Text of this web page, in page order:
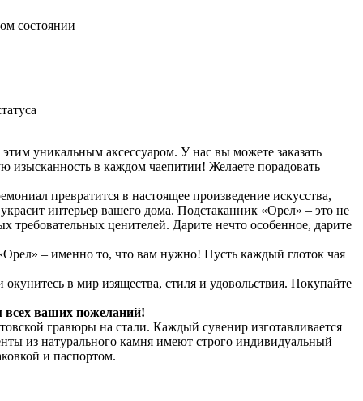
состоянии
уникальным аксессуаром. У нас вы можете заказать
изысканность в каждом чаепитии! Желаете порадовать
превратится в настоящее произведение искусства,
интерьер вашего дома. Подстаканник «Орел» – это не
требовательных ценителей. Дарите нечто особенное, дарите
– именно то, что вам нужно! Пусть каждый глоток чая
в мир изящества, стиля и удовольствия. Покупайте
всех ваших пожеланий!
гравюры на стали. Каждый сувенир изготавливается
из натурального камня имеют строго индивидуальный
и паспортом.